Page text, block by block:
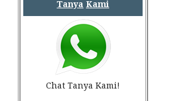
Tanya Kami
Chat Tanya Kami!